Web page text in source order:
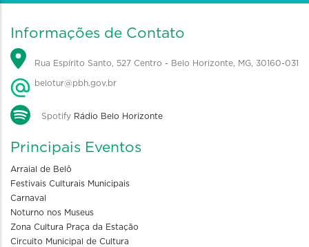
Informações de Contato
Rua Espírito Santo, 527 Centro - Belo Horizonte, MG, 30160-031
belotur@pbh.gov.br
Spotify Rádio Belo Horizonte
Principais Eventos
Arraial de Belô
Festivais Culturais Municipais
Carnaval
Noturno nos Museus
Zona Cultura Praça da Estação
Circuito Municipal de Cultura